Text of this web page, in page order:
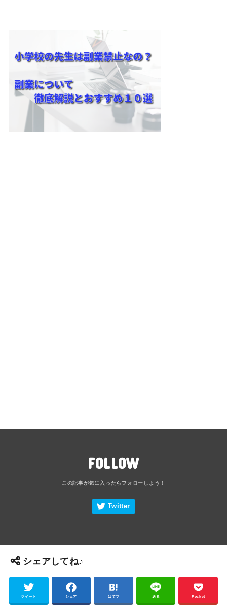
FOLLOW
シェアしてね♪
ツイート シェア はてブ 送る Pocket